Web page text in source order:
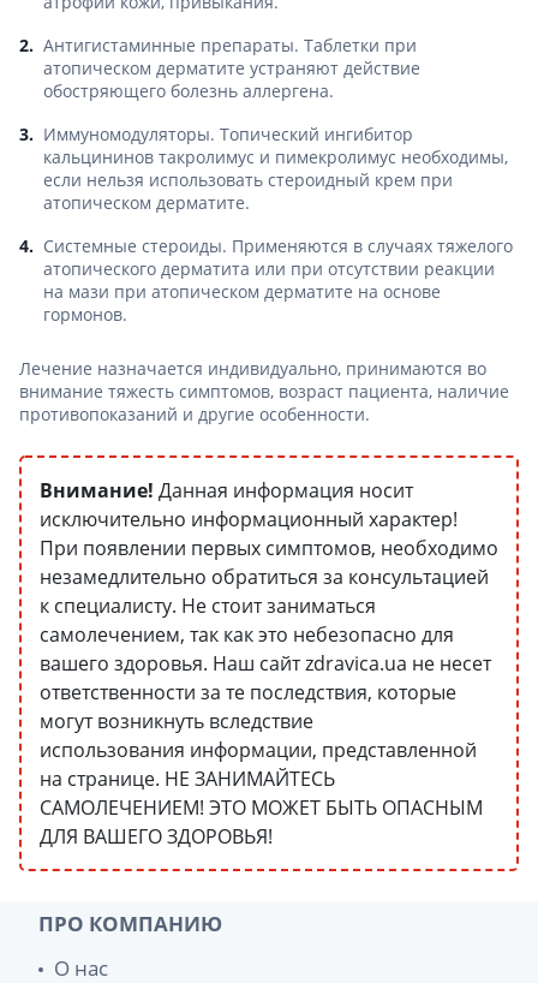
Антигистаминные препараты. Таблетки при
атопическом дерматите устраняют действие
обостряющего болезнь аллергена.
Иммуномодуляторы. Топический ингибитор
кальцининов такролимус и пимекролимус необходимы,
если нельзя использовать стероидный крем при
атопическом дерматите.
Системные стероиды. Применяются в случаях тяжелого
атопического дерматита или при отсутствии реакции
на мази при атопическом дерматите на основе
гормонов.
Лечение назначается индивидуально, принимаются во
внимание тяжесть симптомов, возраст пациента, наличие
противопоказаний и другие особенности.
Внимание! Данная информация носит
исключительно информационный характер!
При появлении первых симптомов, необходимо
незамедлительно обратиться за консультацией
к специалисту. Не стоит заниматься
самолечением, так как это небезопасно для
вашего здоровья. Наш сайт zdravica.ua не несет
ответственности за те последствия, которые
могут возникнуть вследствие
использования информации, представленной
на странице. НЕ ЗАНИМАЙТЕСЬ
САМОЛЕЧЕНИЕМ! ЭТО МОЖЕТ БЫТЬ ОПАСНЫМ
ДЛЯ ВАШЕГО ЗДОРОВЬЯ!
ПРО КОМПАНИЮ
О нас